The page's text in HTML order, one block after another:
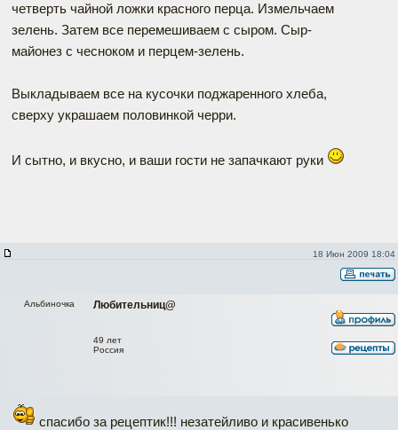
четверть чайной ложки красного перца. Измельчаем
зелень. Затем все перемешиваем с сыром. Сыр-
майонез с чесноком и перцем-зелень.
Выкладываем все на кусочки поджаренного хлеба,
сверху украшаем половинкой черри.
И сытно, и вкусно, и ваши гости не запачкают руки
18 Июн 2009 18:04
Любительниц@
Альбиночка
49 лет
Россия
спасибо за рецептик!!! незатейливо и красивенько